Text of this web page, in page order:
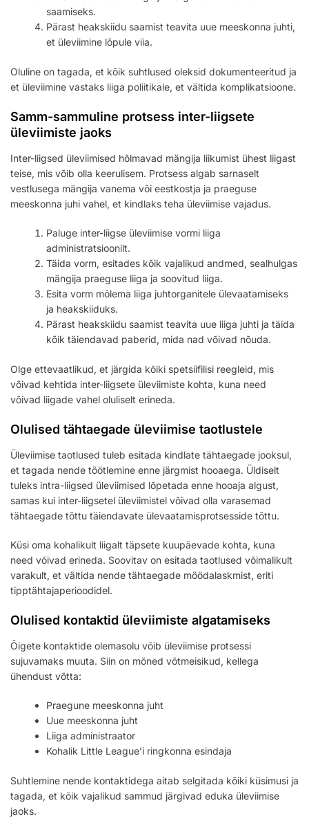
saamiseks.
Pärast heakskiidu saamist teavita uue meeskonna juhti,
et üleviimine lõpule viia.
Oluline on tagada, et kõik suhtlused oleksid dokumenteeritud ja
et üleviimine vastaks liiga poliitikale, et vältida komplikatsioone.
Samm-sammuline protsess inter-liigsete
üleviimiste jaoks
Inter-liigsed üleviimised hõlmavad mängija liikumist ühest liigast
teise, mis võib olla keerulisem. Protsess algab sarnaselt
vestlusega mängija vanema või eestkostja ja praeguse
meeskonna juhi vahel, et kindlaks teha üleviimise vajadus.
Paluge inter-liigse üleviimise vormi liiga
administratsioonilt.
Täida vorm, esitades kõik vajalikud andmed, sealhulgas
mängija praeguse liiga ja soovitud liiga.
Esita vorm mõlema liiga juhtorganitele ülevaatamiseks
ja heakskiiduks.
Pärast heakskiidu saamist teavita uue liiga juhti ja täida
kõik täiendavad paberid, mida nad võivad nõuda.
Olge ettevaatlikud, et järgida kõiki spetsiifilisi reegleid, mis
võivad kehtida inter-liigsete üleviimiste kohta, kuna need
võivad liigade vahel oluliselt erineda.
Olulised tähtaegade üleviimise taotlustele
Üleviimise taotlused tuleb esitada kindlate tähtaegade jooksul,
et tagada nende töötlemine enne järgmist hooaega. Üldiselt
tuleks intra-liigsed üleviimised lõpetada enne hooaja algust,
samas kui inter-liigsetel üleviimistel võivad olla varasemad
tähtaegade tõttu täiendavate ülevaatamisprotsesside tõttu.
Küsi oma kohalikult liigalt täpsete kuupäevade kohta, kuna
need võivad erineda. Soovitav on esitada taotlused võimalikult
varakult, et vältida nende tähtaegade möödalaskmist, eriti
tipptähtajaperioodidel.
Olulised kontaktid üleviimiste algatamiseks
Õigete kontaktide olemasolu võib üleviimise protsessi
sujuvamaks muuta. Siin on mõned võtmeisikud, kellega
ühendust võtta:
Praegune meeskonna juht
Uue meeskonna juht
Liiga administraator
Kohalik Little League’i ringkonna esindaja
Suhtlemine nende kontaktidega aitab selgitada kõiki küsimusi ja
tagada, et kõik vajalikud sammud järgivad eduka üleviimise
jaoks.